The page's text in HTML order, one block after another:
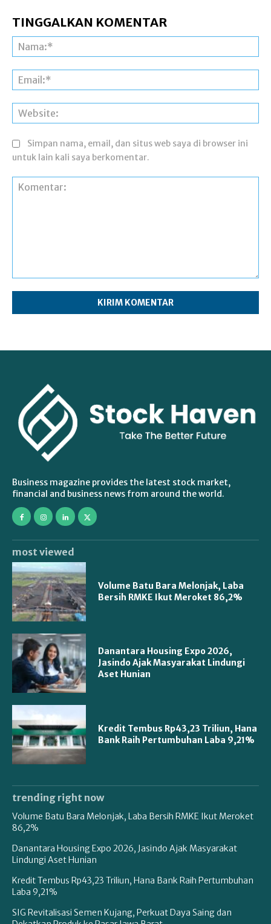
TINGGALKAN KOMENTAR
Simpan nama, email, dan situs web saya di browser ini
untuk lain kali saya berkomentar.
Business magazine provides the latest stock market,
financial and business news from around the world.
most viewed
Volume Batu Bara Melonjak, Laba
Bersih RMKE Ikut Meroket 86,2%
Danantara Housing Expo 2026,
Jasindo Ajak Masyarakat Lindungi
Aset Hunian
Kredit Tembus Rp43,23 Triliun, Hana
Bank Raih Pertumbuhan Laba 9,21%
trending right now
Volume Batu Bara Melonjak, Laba Bersih RMKE Ikut Meroket
86,2%
Danantara Housing Expo 2026, Jasindo Ajak Masyarakat
Lindungi Aset Hunian
Kredit Tembus Rp43,23 Triliun, Hana Bank Raih Pertumbuhan
Laba 9,21%
SIG Revitalisasi Semen Kujang, Perkuat Daya Saing dan